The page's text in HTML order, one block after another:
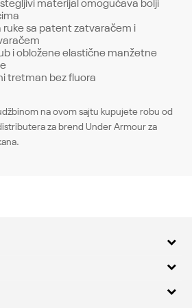
ruke sa patent zatvaračem i
i obložene elastične manžetne
tretman bez fluora
na ovom sajtu kupujete robu od
za brend Under Armour za